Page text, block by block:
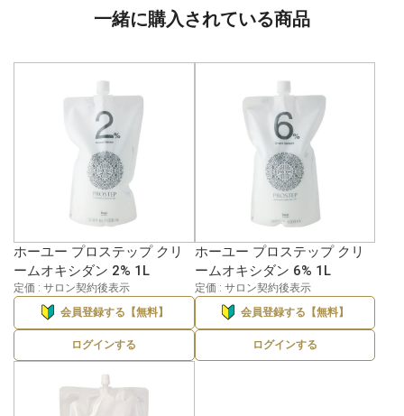
一緒に購入されている商品
ホーユー プロステップ クリ
ームオキシダン 2% 1L
定価 : サロン契約後表示
会員登録する【無料】
ログインする
ホーユー プロステップ クリ
ームオキシダン 6% 1L
定価 : サロン契約後表示
会員登録する【無料】
ログインする